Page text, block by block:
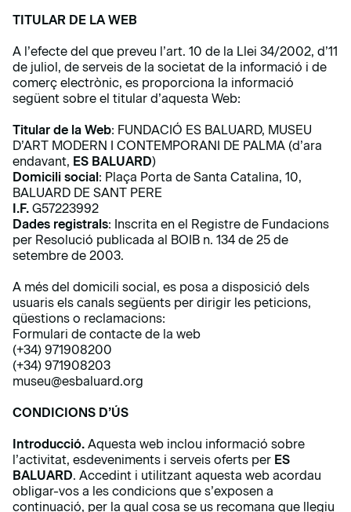
TITULAR DE LA WEB
A l’efecte del que preveu l’art. 10 de la Llei 34/2002, d’11
de juliol, de serveis de la societat de la informació i de
comerç electrònic, es proporciona la informació
següent sobre el titular d’aquesta Web:
Titular de la Web: FUNDACIÓ ES BALUARD, MUSEU
D’ART MODERN I CONTEMPORANI DE PALMA (d’ara
endavant, ES BALUARD)
Domicili social: Plaça Porta de Santa Catalina, 10,
BALUARD DE SANT PERE
I.F. G57223992
Dades registrals: Inscrita en el Registre de Fundacions
per Resolució publicada al BOIB n. 134 de 25 de
setembre de 2003.
A més del domicili social, es posa a disposició dels
usuaris els canals següents per dirigir les peticions,
qüestions o reclamacions:
Formulari de contacte de la web
(+34) 971908200
(+34) 971908203
museu@esbaluard.org
CONDICIONS D’ÚS
Introducció. Aquesta web inclou informació sobre
l’activitat, esdeveniments i serveis oferts per ES
BALUARD. Accedint i utilitzant aquesta web acordau
obligar-vos a les condicions que s’exposen a
continuació, per la qual cosa se us recomana que llegiu